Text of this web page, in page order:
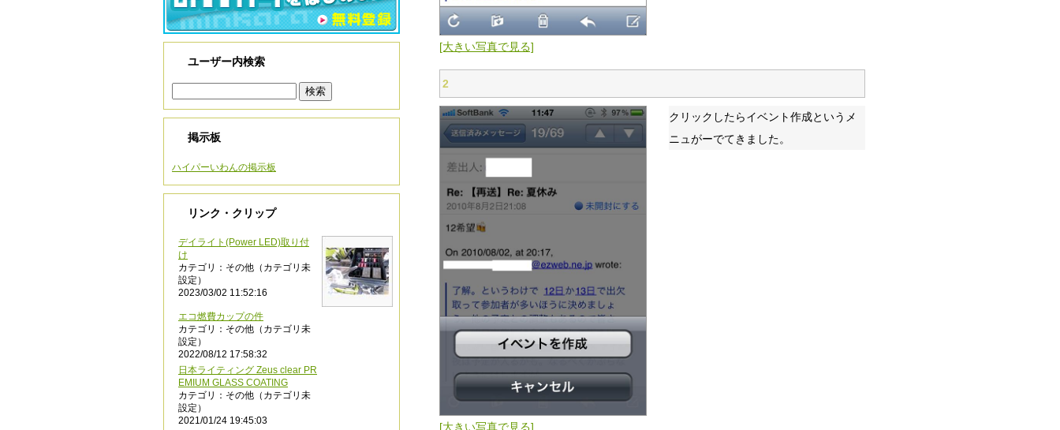
[大きい写真で見る]
2
[大きい写真で見る]
クリックしたらイベント作成というメ
ニュがーでてきました。
ユーザー内検索
掲示板
ハイパーいわんの掲示板
リンク・クリップ
デイライト(Power LED)取り付
け
カテゴリ：その他（カテゴリ未
設定）
2023/03/02 11:52:16
エコ燃費カップの件
カテゴリ：その他（カテゴリ未
設定）
2022/08/12 17:58:32
日本ライティング Zeus clear PR
EMIUM GLASS COATING
カテゴリ：その他（カテゴリ未
設定）
2021/01/24 19:45:03